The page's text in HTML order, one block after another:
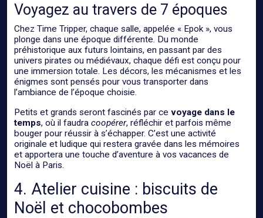
Voyagez au travers de 7 époques
Chez Time Tripper, chaque salle, appelée « Epok », vous
plonge dans une époque différente. Du monde
préhistorique aux futurs lointains, en passant par des
univers pirates ou médiévaux, chaque défi est conçu pour
une immersion totale. Les décors, les mécanismes et les
énigmes sont pensés pour vous transporter dans
l’ambiance de l’époque choisie.
Petits et grands seront fascinés par ce voyage dans le
temps, où il faudra coopérer, réfléchir et parfois même
bouger pour réussir à s’échapper. C’est une activité
originale et ludique qui restera gravée dans les mémoires
et apportera une touche d’aventure à vos vacances de
Noël à Paris.
4. Atelier cuisine : biscuits de
Noël et chocobombes